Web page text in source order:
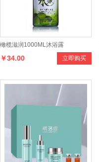
橄榄滋润1000ML沐浴露
立即购买
￥34.00